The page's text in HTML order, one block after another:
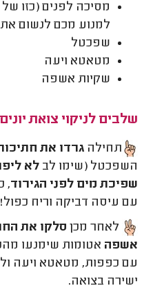
מסיכה לפנים (כזו
למנוע מכם לנשום
שפכטל
מטאטא ויעה
שקיות אשפה
שלבים לניקוי צואת יונים
תחילהגרדו את
השפכטל (שימו לבלא
שפיכת מים לפני הגירוד,
עם עיסה דביקה וריח
לאחר מכן סלקו את
אשפה אטומות שימנעו
עם כפפות, מטאטא ויעה
ישירה בצואה.